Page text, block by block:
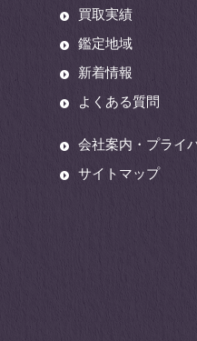
買取実績
鑑定地域
新着情報
よくある質問
会社案内・プライ
サイトマップ